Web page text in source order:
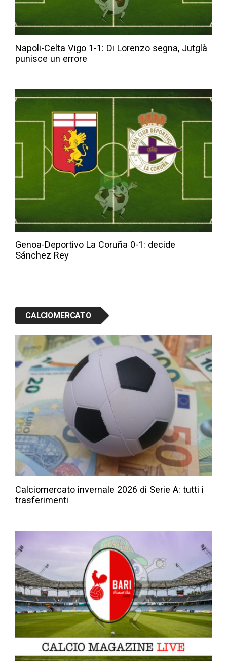
Napoli-Celta Vigo 1-1: Di Lorenzo segna, Jutglà
punisce un errore
Genoa-Deportivo La Coruña 0-1: decide
Sánchez Rey
CALCIOMERCATO
Calciomercato invernale 2026 di Serie A: tutti i
trasferimenti